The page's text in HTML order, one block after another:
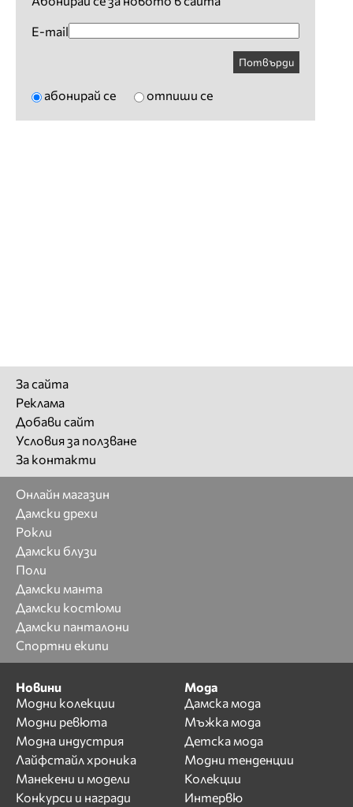
E-mail
Потвърди
абонирай се отпиши се
За сайта
Реклама
Добави сайт
Условия за ползване
За контакти
Онлайн магазин
Дамски дрехи
Рокли
Дамски блузи
Поли
Дамски манта
Дамски костюми
Дамски панталони
Спортни екипи
Новини
Модни колекции
Модни ревюта
Модна индустрия
Лайфстайл хроника
Манекени и модели
Конкурси и награди
Мода
Дамска мода
Мъжка мода
Детска мода
Модни тенденции
Колекции
Интервю